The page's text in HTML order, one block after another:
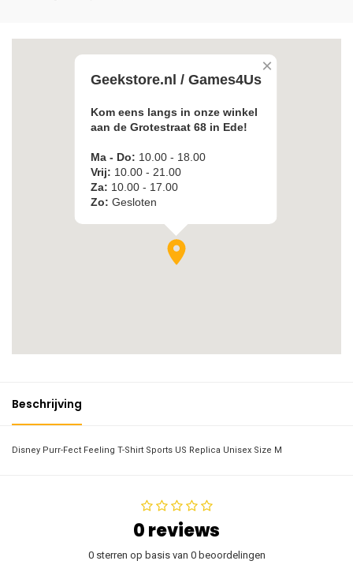
Beschrijving
Disney Purr-Fect Feeling T-Shirt Sports US Replica Unisex Size M
0 reviews
0 sterren op basis van 0 beoordelingen